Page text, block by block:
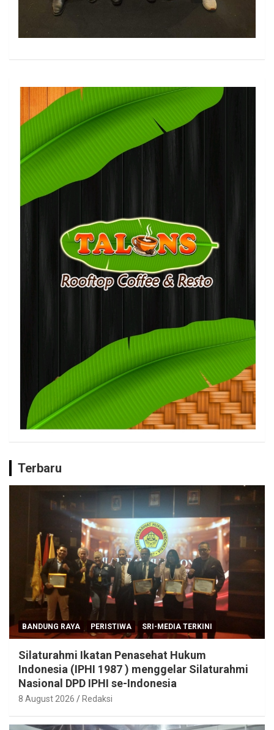
Terbaru
BANDUNG RAYA PERISTIWA SRI-MEDIA TERKINI
Silaturahmi Ikatan Penasehat Hukum
Indonesia (IPHI 1987 ) menggelar Silaturahmi
Nasional DPD IPHI se-Indonesia
8 August 2026 Redaksi